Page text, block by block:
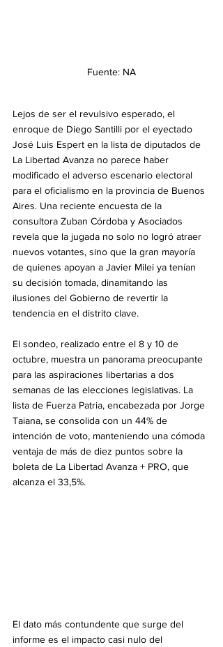
Fuente: NA
Lejos de ser el revulsivo esperado, el
enroque de Diego Santilli por el eyectado
José Luis Espert en la lista de diputados de
La Libertad Avanza no parece haber
modificado el adverso escenario electoral
para el oficialismo en la provincia de Buenos
Aires. Una reciente encuesta de la
consultora Zuban Córdoba y Asociados
revela que la jugada no solo no logró atraer
nuevos votantes, sino que la gran mayoría
de quienes apoyan a Javier Milei ya tenían
su decisión tomada, dinamitando las
ilusiones del Gobierno de revertir la
tendencia en el distrito clave.
El sondeo, realizado entre el 8 y 10 de
octubre, muestra un panorama preocupante
para las aspiraciones libertarias a dos
semanas de las elecciones legislativas. La
lista de Fuerza Patria, encabezada por Jorge
Taiana, se consolida con un 44% de
intención de voto, manteniendo una cómoda
ventaja de más de diez puntos sobre la
boleta de La Libertad Avanza + PRO, que
alcanza el 33,5%.
El dato más contundente que surge del
informe es el impacto casi nulo del